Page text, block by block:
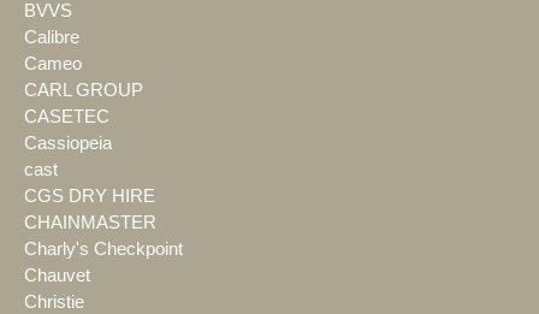
BVVS
Calibre
Cameo
CARL GROUP
CASETEC
Cassiopeia
cast
CGS DRY HIRE
CHAINMASTER
Charly's Checkpoint
Chauvet
Christie